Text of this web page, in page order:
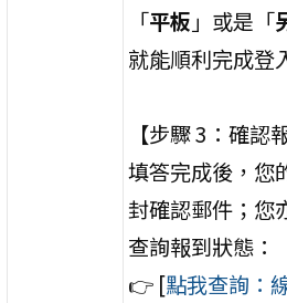
「平板 」或是「
就能順利完成登
【步驟 3：確認
填答完成後，您
封確認郵件；您
查詢報到狀態：
👉 [點我查詢：